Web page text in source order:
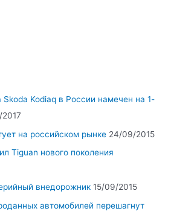
Skoda Kodiaq в России намечен на 1-
на российском рынке 24/09/2015
Tiguan нового поколения
внедорожник 15/09/2015
автомобилей перешагнут